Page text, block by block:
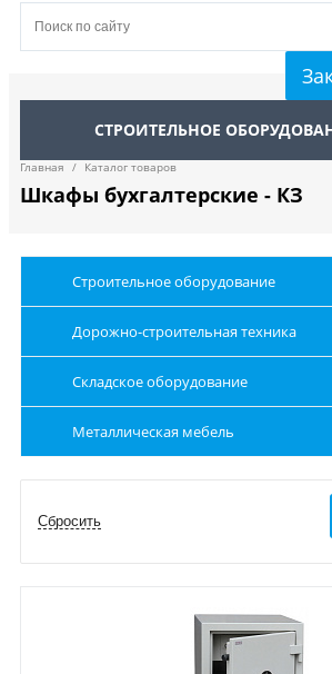
СТРОИТЕЛЬНОЕ
Главная / Каталог товаров
Шкафы бухгалтерские - КЗ
Строительное оборудование
Дорожно-строительная техника
Складское оборудование
Металлическая мебель